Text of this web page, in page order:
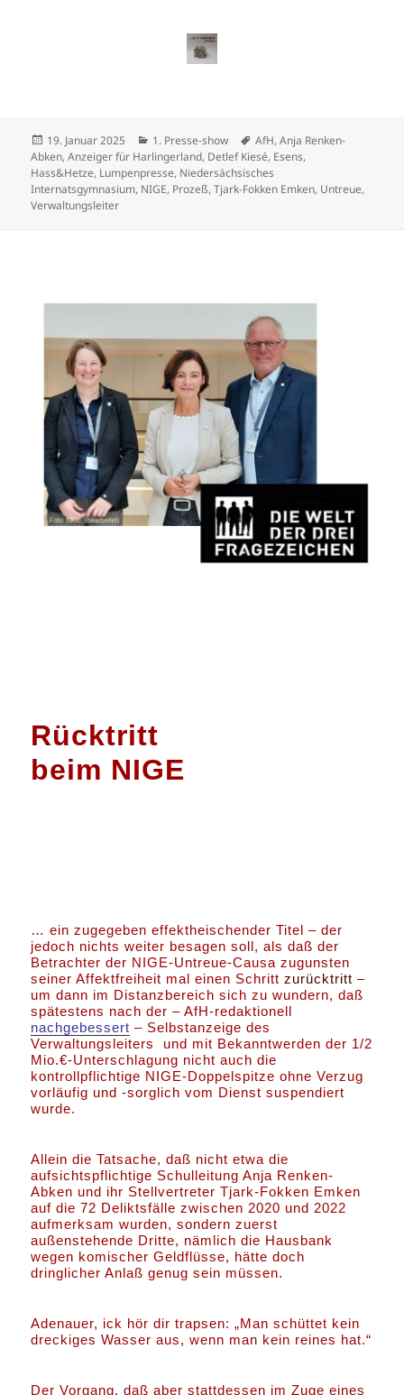
Veröffentlicht
am
19. Januar 2025 Kategorien
1. Presse-show Schlagwörter
AfH,Anja Renken-
Abken,Anzeiger für Harlingerland, Detlef Kiesé, Esens,
Hass&Hetze, Lumpenpresse, Niedersächsisches
Internatsgymnasium, NIGE, Prozeß,Tjark-Fokken Emken, Untreue,
Verwaltungsleiter
Rücktritt
beim NIGE
… ein zugegeben effektheischender Titel – der
jedoch nichts weiter besagen soll, als daß der
Betrachter der NIGE-Untreue-Causa zugunsten
seiner Affektfreiheit mal einen Schrittzurücktritt –
um dann im Distanzbereich sich zu wundern, daß
spätestens nach der – AfH-redaktionell
nachgebessert – Selbstanzeige des
Verwaltungsleiters und mit Bekanntwerden der 1/2
Mio.€-Unterschlagung nicht auch die
kontrollpflichtige NIGE-Doppelspitze ohne Verzug
vorläufig und -sorglich vom Dienst suspendiert
wurde.
Allein die Tatsache, daß nicht etwa die
aufsichtspflichtige Schulleitung Anja Renken-
Abken und ihr Stellvertreter Tjark-Fokken Emken
auf die 72 Deliktsfälle zwischen 2020 und 2022
aufmerksam wurden, sondern zuerst
außenstehende Dritte, nämlich die Hausbank
wegen komischer Geldflüsse, hätte doch
dringlicher Anlaß genug sein müssen.
Adenauer, ick hör dir trapsen: „Man schüttet kein
dreckiges Wasser aus, wenn man kein reines hat.“
Der Vorgang, daß aber stattdessen im Zuge eines